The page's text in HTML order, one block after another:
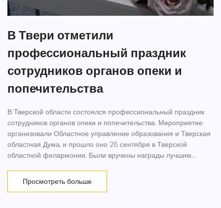
В Твери отметили
профессиональный праздник
сотрудников органов опеки и
попечительства
В Тверской области состоялся профессиональный праздник
сотрудников органов опеки и попечительства. Мероприятие
организовали Областное управление образования и Тверская
областная Дума, и прошло оно 26 сентября в Тверской
областной филармонии. Были вручены награды лучшим
артистов.Просмотреть больше